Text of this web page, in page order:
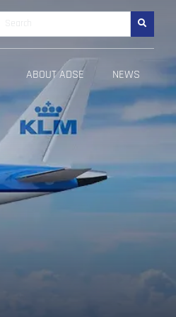
ABOUT ADSE NEWS